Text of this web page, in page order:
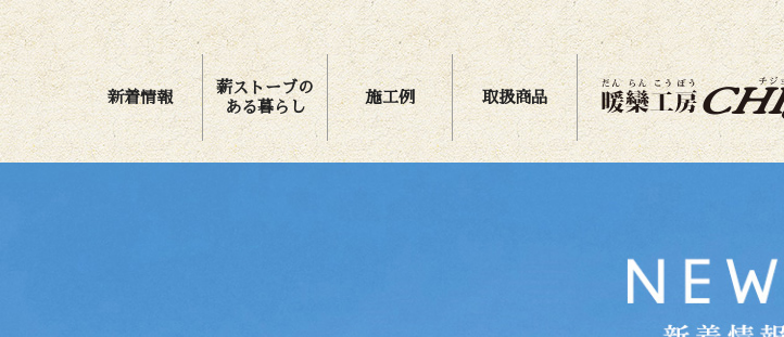
新着情報
薪ストーブの
ある暮らし
施工例 取扱商品